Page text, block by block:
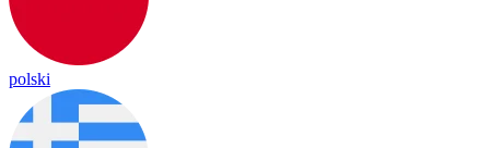
polski